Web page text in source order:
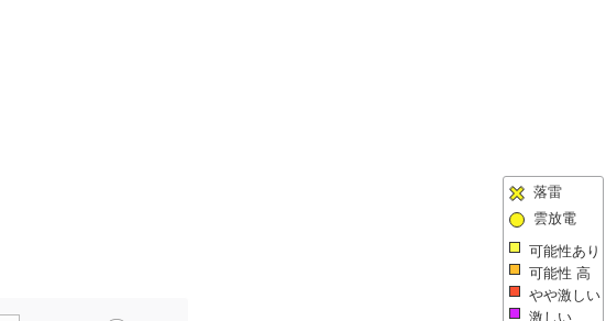
落雷
雲放電
可能性あり
可能性 高
やや激しい
激しい